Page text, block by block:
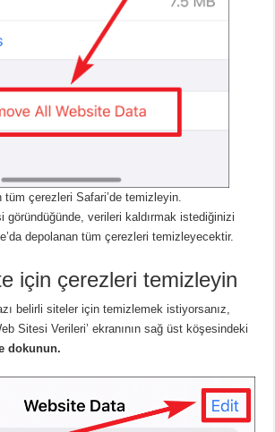
tüm çerezleri Safari’de temizleyin.
göründüğünde, verileri kaldırmak istediğinizi
depolanan tüm çerezleri temizleyecektir.
için çerezleri temizleyin
belirli siteler için temizlemek istiyorsanız,
Sitesi Verileri’ ekranının sağ üst köşesindeki
dokunun.